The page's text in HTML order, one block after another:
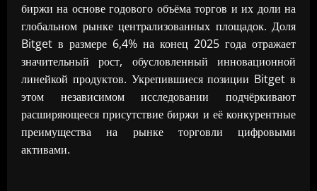
биржи на основе годового объёма торгов и их доли на
глобальном рынке централизованных площадок. Доля
Bitget в размере 6,4% на конец 2025 года отражает
значительный рост, обусловленный инновационной
линейкой продуктов. Укрепившиеся позиции Bitget в
этом независимом исследовании подчёркивают
расширяющееся присутствие биржи и её конкурентные
преимущества на рынке торговли цифровыми
активами.